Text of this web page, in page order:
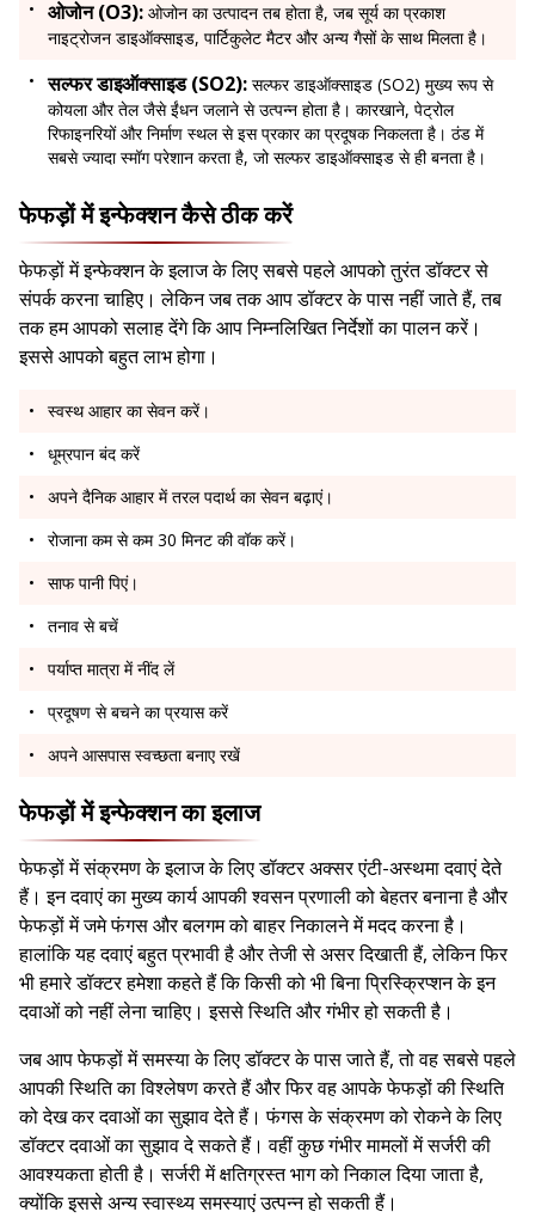
ओजोन (O3): ओजोन का उत्पादन तब होता है, जब सूर्य का प्रकाश
नाइट्रोजन डाइऑक्साइड, पार्टिकुलेट मैटर और अन्य गैसों के साथ मिलता है।
सल्फर डाइऑक्साइड (SO2): सल्फर डाइऑक्साइड (SO2) मुख्य रूप से
कोयला और तेल जैसे ईंधन जलाने से उत्पन्न होता है। कारखाने, पेट्रोल
रिफाइनरियों और निर्माण स्थल से इस प्रकार का प्रदूषक निकलता है। ठंड में
सबसे ज्यादा स्मॉग परेशान करता है, जो सल्फर डाइऑक्साइड से ही बनता है।
फेफड़ों में इन्फेक्शन कैसे ठीक करें
फेफड़ों में इन्फेक्शन के इलाज के लिए सबसे पहले आपको तुरंत डॉक्टर से
संपर्क करना चाहिए। लेकिन जब तक आप डॉक्टर के पास नहीं जाते हैं, तब
तक हम आपको सलाह देंगे कि आप निम्नलिखित निर्देशों का पालन करें।
इससे आपको बहुत लाभ होगा।
स्वस्थ आहार का सेवन करें।
धूम्रपान बंद करें
अपने दैनिक आहार में तरल पदार्थ का सेवन बढ़ाएं।
रोजाना कम से कम 30 मिनट की वॉक करें।
साफ पानी पिएं।
तनाव से बचें
पर्याप्त मात्रा में नींद लें
प्रदूषण से बचने का प्रयास करें
अपने आसपास स्वच्छता बनाए रखें
फेफड़ों में इन्फेक्शन का इलाज
फेफड़ों में संक्रमण के इलाज के लिए डॉक्टर अक्सर एंटी-अस्थमा दवाएं देते
हैं। इन दवाएं का मुख्य कार्य आपकी श्वसन प्रणाली को बेहतर बनाना है और
फेफड़ों में जमे फंगस और बलगम को बाहर निकालने में मदद करना है।
हालांकि यह दवाएं बहुत प्रभावी है और तेजी से असर दिखाती हैं, लेकिन फिर
भी हमारे डॉक्टर हमेशा कहते हैं कि किसी को भी बिना प्रिस्क्रिप्शन के इन
दवाओं को नहीं लेना चाहिए। इससे स्थिति और गंभीर हो सकती है।
जब आप फेफड़ों में समस्या के लिए डॉक्टर के पास जाते हैं, तो वह सबसे पहले
आपकी स्थिति का विश्लेषण करते हैं और फिर वह आपके फेफड़ों की स्थिति
को देख कर दवाओं का सुझाव देते हैं। फंगस के संक्रमण को रोकने के लिए
डॉक्टर दवाओं का सुझाव दे सकते हैं। वहीं कुछ गंभीर मामलों में सर्जरी की
आवश्यकता होती है। सर्जरी में क्षतिग्रस्त भाग को निकाल दिया जाता है,
क्योंकि इससे अन्य स्वास्थ्य समस्याएं उत्पन्न हो सकती हैं।